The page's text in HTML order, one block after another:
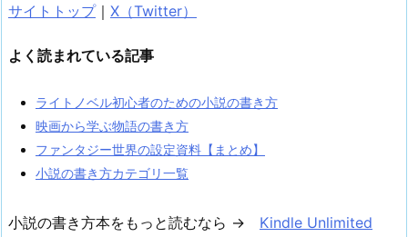
サイトトップ｜ X（Twitter）
よく読まれている記事
ライトノベル初心者のための小説の書き方
映画から学ぶ物語の書き方
ファンタジー世界の設定資料【まとめ】
小説の書き方カテゴリ一覧
小説の書き方本をもっと読むなら → Kindle Unlimited